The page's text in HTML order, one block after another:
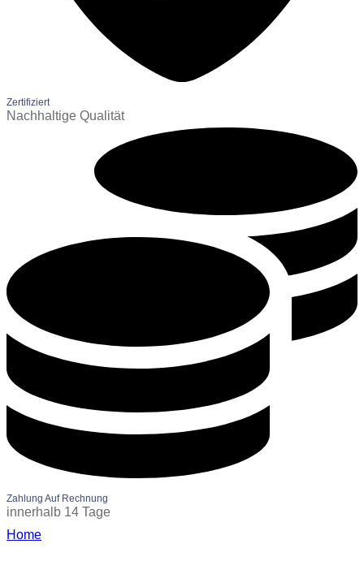
Zertifiziert
Nachhaltige Qualität
Zahlung Auf Rechnung
innerhalb 14 Tage
Home